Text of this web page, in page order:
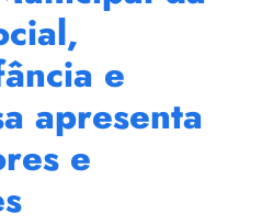
e
apresenta
e